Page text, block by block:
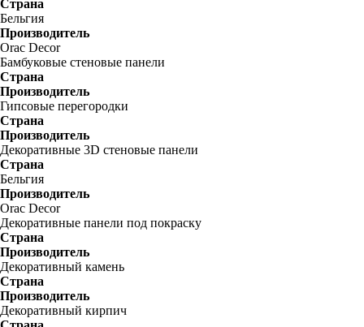
Страна
Бельгия
Производитель
Orac Decor
Бамбуковые стеновые панели
Страна
Производитель
Гипсовые перегородки
Страна
Производитель
Декоративные 3D стеновые панели
Страна
Бельгия
Производитель
Orac Decor
Декоративные панели под покраску
Страна
Производитель
Декоративный камень
Страна
Производитель
Декоративный кирпич